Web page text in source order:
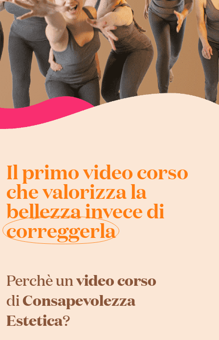
Il primo video corso
che valorizza la
bellezza invece di
correggerla
Perchè unvideo corso
diConsapevolezza
Estetica?